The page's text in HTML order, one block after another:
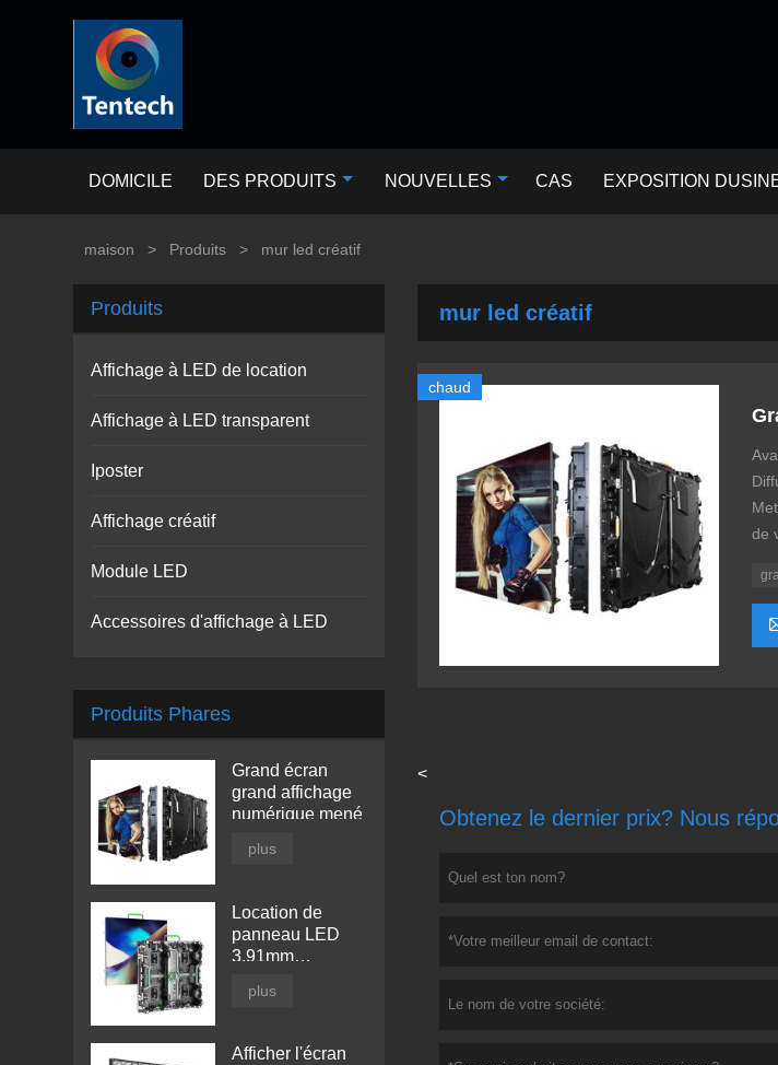
DOMICILE DES PRODUITS NOUVELLES CAS EXPOSITION
maison > Produits > mur led créatif
mur led créatif
chaud
de
<
Obtenez le dernier prix? Nous
Produits
Affichage à LED de location
Affichage à LED transparent
Iposter
Affichage créatif
Module LED
Accessoires d'affichage à LED
Produits Phares
Grand écran
grand affichage
numérique mené
plus
Location de
panneau LED
3.91mm
plus
Afficher l'écran